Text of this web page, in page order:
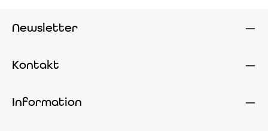
Newsletter
Kontakt
Information